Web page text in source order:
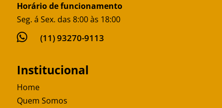
Horário de funcionamento
Seg. á Sex. das 8:00 às 18:00
 (11) 93270-9113
Institucional
Home
Quem Somos